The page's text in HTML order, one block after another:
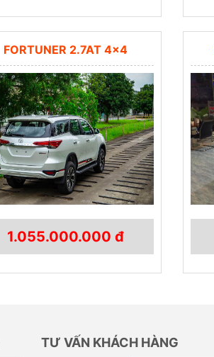
FORTUNER 2.7AT 4×4
1.055.000.000 đ
TƯ VẤN KHÁCH HÀNG